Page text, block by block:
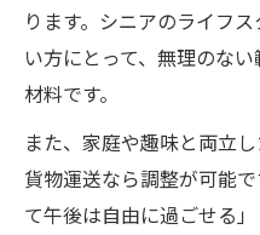
ります。シニアのライフ
い方にとって、無理のな
材料です。
また、家庭や趣味と両立
貨物運送なら調整が可能
て午後は自由に過ごせる